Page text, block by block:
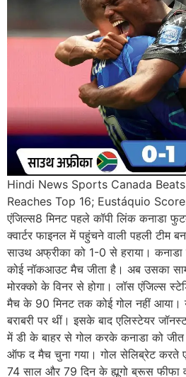
Hindi News Sports Canada
Reaches Top 16; Eustáquio
एंजिल्स8 मिनट पहले कॉपी लिंक कनाडा
क्वार्टर फाइनल में पहुंचने वाली पहली टीम
साउथ अफ्रीका को 1-0 से हराया। कनाडा
कोई नॉकआउट मैच जीता है। अब उसका
मोरक्को के विनर से होगा। लॉस एंजिल्स
मैच के 90 मिनट तक कोई गोल नहीं आया।
बराबरी पर थीं। इसके बाद एलिस्टेयर
में डी के बाहर से गोल करके कनाडा को जीत
ऑफ द मैच चुना गया। गोल सेलिब्रेट करते
74 साल और 79 दिन के ह्यूगो ब्रूस